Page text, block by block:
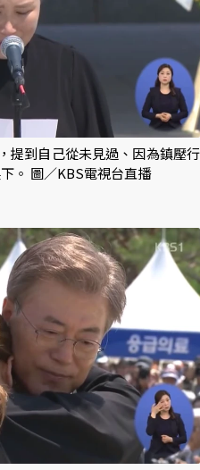
提到自己從未見過、因為鎮壓行
。 圖／KBS電視台直播